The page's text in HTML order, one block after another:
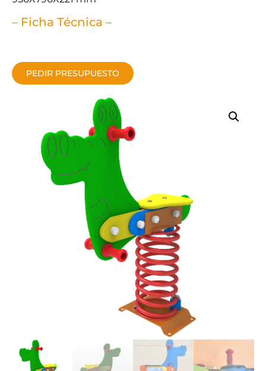
– Ficha Técnica –
PEDIR PRESUPUESTO